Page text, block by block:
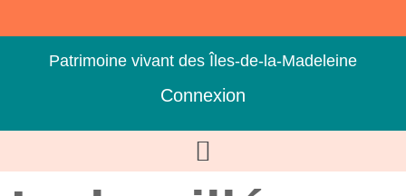
Patrimoine vivant des Îles-de-la-Madeleine
Connexion